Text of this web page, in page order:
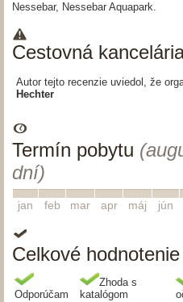
Nessebar, Nessebar Aquapark.
Cestovná
Autor tejto recenzie uviedol, že
Hechter
Termín pobytu
dní)
jan feb mar apr máj jún
Celkové hodnotenie
Odporúčam
Zhoda s
katalógom